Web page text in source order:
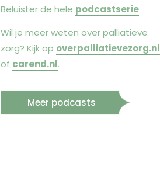
Beluister de hele podcastserie
Wil je meer weten over palliatieve
zorg? Kijk op overpalliatievezorg.nl
of carend.nl.
Meer podcasts